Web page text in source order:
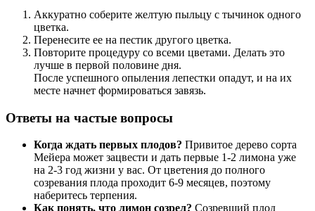
Аккуратно соберите желтую пыльцу с тычинок одного
цветка.
Перенесите ее на пестик другого цветка.
Повторите процедуру со всеми цветами. Делать это
лучше в первой половине дня.
После успешного опыления лепестки опадут, и на их
месте начнет формироваться завязь.
Ответы на частые вопросы
Когда ждать первых плодов? Привитое дерево сорта
Мейера может зацвести и дать первые 1-2 лимона уже
на 2-3 год жизни у вас. От цветения до полного
созревания плода проходит 6-9 месяцев, поэтому
наберитесь терпения.
Как понять, что лимон созрел? Созревший плод